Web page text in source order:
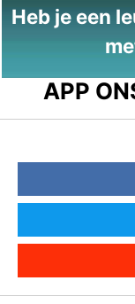
Heb je een
APP